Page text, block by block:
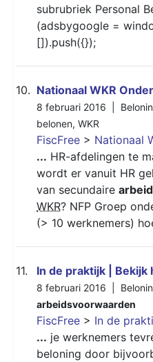
subrubriek Personal
(adsbygoogle =
[]).push({});
10. Nationaal WKR
8 februari 2016 |
belonen, WKR
FiscFree > Nationaal
... HR-afdelingen te
wordt er vanuit HR
van secundaire
WKR? NFP Groep
(> 10 werknemers)
11. In de praktijk |
8 februari 2016 |
arbeidsvoorwaarden
FiscFree > In de
... je werknemers
beloning door